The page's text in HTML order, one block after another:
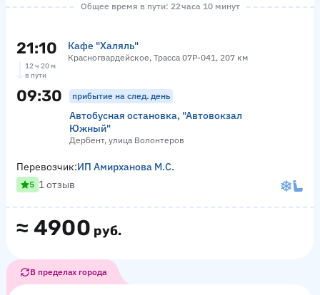
Общее время в пути: 22 часа 10 минут
21:10 Кафе "Халяль"
Красногвардейское, Трасса 07Р-041, 207 км
12 ч 20 м
в пути
09:30 прибытие на след. день
Автобусная остановка, "Автовокзал
Южный"
Дербент, улица Волонтеров
≈ 4900 руб.
Перевозчик:ИП Амирханова М.С.
5 1 отзыв
В пределах города